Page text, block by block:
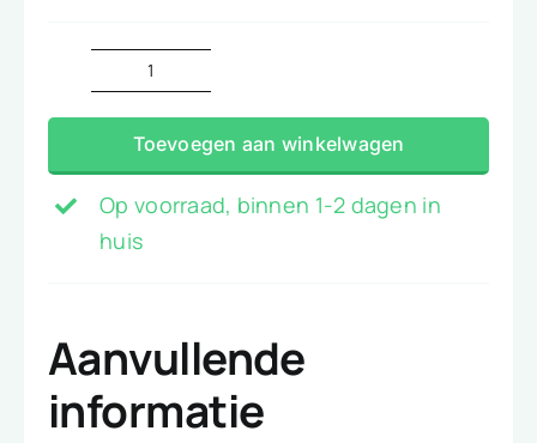
Poplin
zwart
aantal
Toevoegen aan winkelwagen
Op voorraad, binnen 1-2 dagen in
huis
Aanvullende
informatie